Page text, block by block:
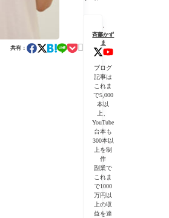
共有：

心
者
向
け
に
解
説
気
進
む
よ
う
に
な
っ
た
話
る
の
方
心
者
向
け・
公
式
ガ
イ
ド
解
説
付
き】
プ
レ
ー
ト
付】
ガ
ド
｜
プ
ラ
グ
イ
ン
活
用
の
注
意
点
こ
斉藤かず
ま
ブログ
記事は
これま
で5,000
本以
上、
YouTube
台本も
300本以
上を制
作
副業で
これま
で1000
万円以
上の収
益を達